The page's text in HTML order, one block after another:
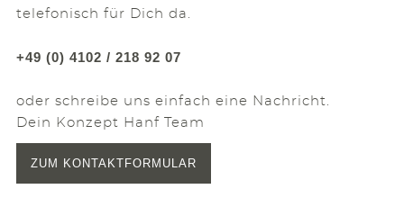
telefonisch für Dich da.
+49 (0) 4102 / 218 92 07
oder schreibe uns einfach eine Nachricht.
Dein Konzept Hanf Team
ZUM KONTAKTFORMULAR